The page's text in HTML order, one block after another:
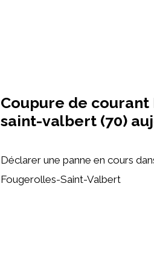
Coupure de
saint-valbert (70)
Déclarer une panne en cours
Fougerolles-Saint-Valbert